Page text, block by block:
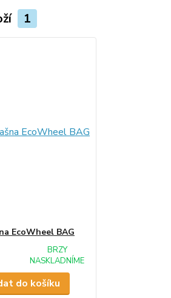
1
EcoWheel BAG
BRZY
NASKLADNÍME
do košíku